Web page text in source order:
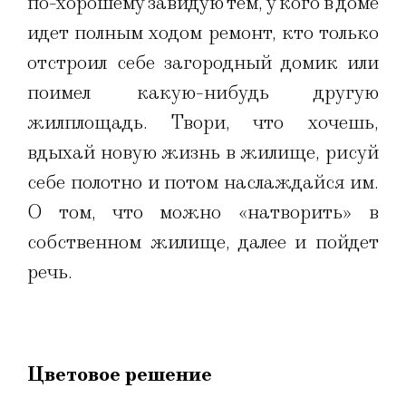
идет полным ходом ремонт, кто только
отстроил себе загородный домик или
поимел какую-нибудь другую
жилплощадь. Твори, что хочешь,
вдыхай новую жизнь в жилище, рисуй
себе полотно и потом наслаждайся им.
О том, что можно «натворить» в
собственном жилище, далее и пойдет
речь.
Цветовое решение